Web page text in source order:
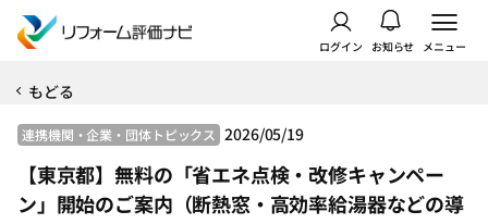
ログイン お知らせ メニュー
もどる
連携機関・企業・団体トピックス 2026/05/19
【東京都】無料の「省エネ点検・改修キャンペー
ン」開始のご案内（断熱窓・高効率給湯器などの導